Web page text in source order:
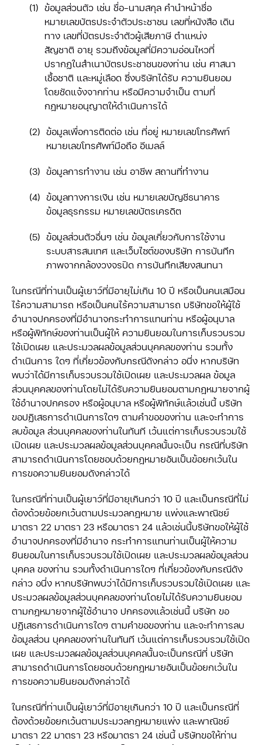
ข้อมูลส่วนตัว เช่น ชื่อ-นามสกุล คำนำหน้าชื่อ
หมายเลขบัตรประจำตัวประชาชน เลขที่หนังสือ เดิน
ทาง เลขที่บัตรประจำตัวผู้เสียภาษี ตำแหน่ง
สัญชาติ อายุ รวมถึงข้อมูลที่มีความอ่อนไหวที่
ปรากฏในสำเนาบัตรประชาชนของท่าน เช่น ศาสนา
เชื้อชาติ และหมู่เลือด ซึ่งบริษัทได้รับ ความยินยอม
โดยชัดแจ้งจากท่าน หรือมีความจำเป็น ตามที่
กฎหมายอนุญาตให้ดำเนินการได้
ข้อมูลเพื่อการติดต่อ เช่น ที่อยู่ หมายเลขโทรศัพท์
หมายเลขโทรศัพท์มือถือ อีเมลล์
ข้อมูลการทำงาน เช่น อาชีพ สถานที่ทำงาน
ข้อมูลทางการเงิน เช่น หมายเลขบัญชีธนาคาร
ข้อมูลธุรกรรม หมายเลขบัตรเครดิต
ข้อมูลส่วนตัวอื่นๆ เช่น ข้อมูลเกี่ยวกับการใช้งาน
ระบบสารสนเทศ และเว็บไซต์ของบริษัท การบันทึก
ภาพจากกล้องวงจรปิด การบันทึกเสียงสนทนา
ในกรณีที่ท่านเป็นผู้เยาว์ที่มีอายุไม่เกิน 10 ปี หรือเป็นคนเสมือน
ไร้ความสามารถ หรือเป็นคนไร้ความสามารถ บริษัทขอให้ผู้ใช้
อำนาจปกครองที่มีอำนาจกระทำการแทนท่าน หรือผู้อนุบาล
หรือผู้พิทักษ์ของท่านเป็นผู้ให้ ความยินยอมในการเก็บรวบรวม
ใช้เปิดเผย และประมวลผลข้อมูลส่วนบุคคลของท่าน รวมทั้ง
ดำเนินการ ใดๆ ที่เกี่ยวข้องกับกรณีดังกล่าว อนึ่ง หากบริษัท
พบว่าได้มีการเก็บรวบรวมใช้เปิดเผย และประมวลผล ข้อมูล
ส่วนบุคคลของท่านโดยไม่ได้รับความยินยอมตามกฎหมายจากผู้
ใช้อำนาจปกครอง หรือผู้อนุบาล หรือผู้พิทักษ์แล้วเช่นนี้ บริษัท
ขอปฏิเสธการดำเนินการใดๆ ตามคำขอของท่าน และจะทำการ
ลบข้อมูล ส่วนบุคคลของท่านในทันที เว้นแต่การเก็บรวบรวมใช้
เปิดเผย และประมวลผลข้อมูลส่วนบุคคลนั้นจะเป็น กรณีที่บริษัท
สามารถดำเนินการโดยชอบด้วยกฎหมายอันเป็นข้อยกเว้นใน
การขอความยินยอมดังกล่าวได้
ในกรณีที่ท่านเป็นผู้เยาว์ที่มีอายุเกินกว่า 10 ปี และเป็นกรณีที่ไม่
ต้องด้วยข้อยกเว้นตามประมวลกฎหมาย แพ่งและพาณิชย์
มาตรา 22 มาตรา 23 หรือมาตรา 24 แล้วเช่นนี้บริษัทขอให้ผู้ใช้
อำนาจปกครองที่มีอำนาจ กระทำการแทนท่านเป็นผู้ให้ความ
ยินยอมในการเก็บรวบรวมใช้เปิดเผย และประมวลผลข้อมูลส่วน
บุคคล ของท่าน รวมทั้งดำเนินการใดๆ ที่เกี่ยวข้องกับกรณีดัง
กล่าว อนึ่ง หากบริษัทพบว่าได้มีการเก็บรวบรวมใช้เปิดเผย และ
ประมวลผลข้อมูลส่วนบุคคลของท่านโดยไม่ได้รับความยินยอม
ตามกฎหมายจากผู้ใช้อำนาจ ปกครองแล้วเช่นนี้ บริษัท ขอ
ปฏิเสธการดำเนินการใดๆ ตามคำขอของท่าน และจะทำการลบ
ข้อมูลส่วน บุคคลของท่านในทันที เว้นแต่การเก็บรวบรวมใช้เปิด
เผย และประมวลผลข้อมูลส่วนบุคคลนั้นจะเป็นกรณีที่ บริษัท
สามารถดำเนินการโดยชอบด้วยกฎหมายอันเป็นข้อยกเว้นใน
การขอความยินยอมดังกล่าวได้
ในกรณีที่ท่านเป็นผู้เยาว์ที่มีอายุเกินกว่า 10 ปี และเป็นกรณีที่
ต้องด้วยข้อยกเว้นตามประมวลกฎหมายแพ่ง และพาณิชย์
มาตรา 22 มาตรา 23 หรือมาตรา 24 เช่นนี้ บริษัทขอให้ท่าน